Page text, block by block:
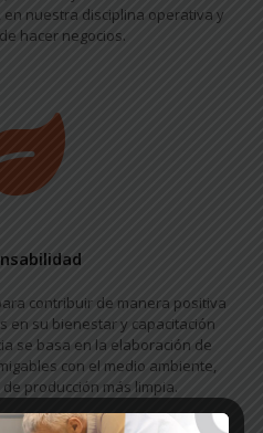
nuestra disciplina operativa y
hacer negocios.
contribuir de manera positiva
en su bienestar y capacitación
se basa en la elaboración de
con el medio ambiente,
producción más limpia.